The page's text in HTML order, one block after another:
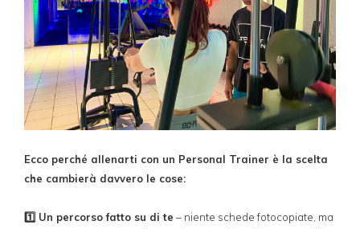
Ecco perché allenarti con un Personal Trainer è la scelta
che cambierà davvero le cose:
1️⃣ Un percorso fatto su di te – niente schede fotocopiate, ma